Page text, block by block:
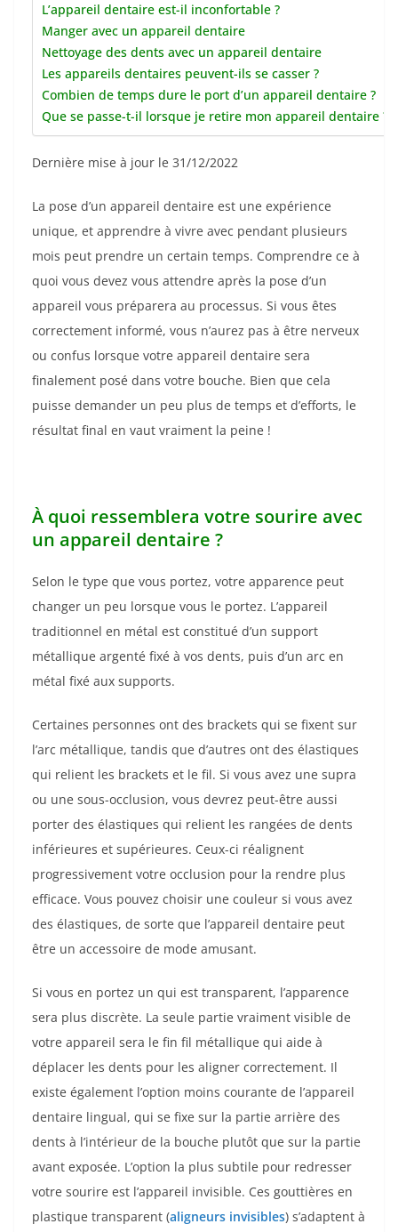
L’appareil dentaire est-il inconfortable ?
Manger avec un appareil dentaire
Nettoyage des dents avec un appareil dentaire
Les appareils dentaires peuvent-ils se casser ?
Combien de temps dure le port d’un appareil dentaire ?
Que se passe-t-il lorsque je retire mon appareil dentaire ?
Dernière mise à jour le 31/12/2022
La pose d’un appareil dentaire est une expérience
unique, et apprendre à vivre avec pendant plusieurs
mois peut prendre un certain temps. Comprendre ce à
quoi vous devez vous attendre après la pose d’un
appareil vous préparera au processus. Si vous êtes
correctement informé, vous n’aurez pas à être nerveux
ou confus lorsque votre appareil dentaire sera
finalement posé dans votre bouche. Bien que cela
puisse demander un peu plus de temps et d’efforts, le
résultat final en vaut vraiment la peine !
À quoi ressemblera votre sourire avec
un appareil dentaire ?
Selon le type que vous portez, votre apparence peut
changer un peu lorsque vous le portez. L’appareil
traditionnel en métal est constitué d’un support
métallique argenté fixé à vos dents, puis d’un arc en
métal fixé aux supports.
Certaines personnes ont des brackets qui se fixent sur
l’arc métallique, tandis que d’autres ont des élastiques
qui relient les brackets et le fil. Si vous avez une supra
ou une sous-occlusion, vous devrez peut-être aussi
porter des élastiques qui relient les rangées de dents
inférieures et supérieures. Ceux-ci réalignent
progressivement votre occlusion pour la rendre plus
efficace. Vous pouvez choisir une couleur si vous avez
des élastiques, de sorte que l’appareil dentaire peut
être un accessoire de mode amusant.
Si vous en portez un qui est transparent, l’apparence
sera plus discrète. La seule partie vraiment visible de
votre appareil sera le fin fil métallique qui aide à
déplacer les dents pour les aligner correctement. Il
existe également l’option moins courante de l’appareil
dentaire lingual, qui se fixe sur la partie arrière des
dents à l’intérieur de la bouche plutôt que sur la partie
avant exposée. L’option la plus subtile pour redresser
votre sourire est l’appareil invisible. Ces gouttières en
plastique transparent (aligneurs invisibles) s’adaptent à